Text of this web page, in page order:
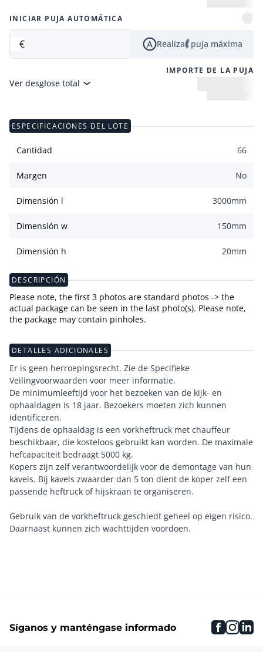
INICIAR PUJA AUTOMÁTICA
€ Realizar puja máxima
IMPORTE DE LA PUJA
Ver desglose total
ESPECIFICACIONES DEL LOTE
Cantidad 66
Margen No
Dimensión l 3000mm
Dimensión w 150mm
Dimensión h 20mm
DESCRIPCIÓN
Please note, the first 3 photos are standard photos -> the
actual package can be seen in the last photo(s). Please note,
the package may contain pinholes.
DETALLES ADICIONALES
Er is geen herroepingsrecht. Zie de Specifieke
Veilingvoorwaarden voor meer informatie.
De minimumleeftijd voor het bezoeken van de kijk- en
ophaaldagen is 18 jaar. Bezoekers moeten zich kunnen
identificeren.
Tijdens de ophaaldag is een vorkheftruck met chauffeur
beschikbaar, die kosteloos gebruikt kan worden. De maximale
hefcapaciteit bedraagt 5000 kg.
Kopers zijn zelf verantwoordelijk voor de demontage van hun
kavels. Bij kavels zwaarder dan 5 ton dient de koper zelf een
passende heftruck of hijskraan te organiseren.
Gebruik van de vorkheftruck geschiedt geheel op eigen risico.
Síganos y manténgase informado